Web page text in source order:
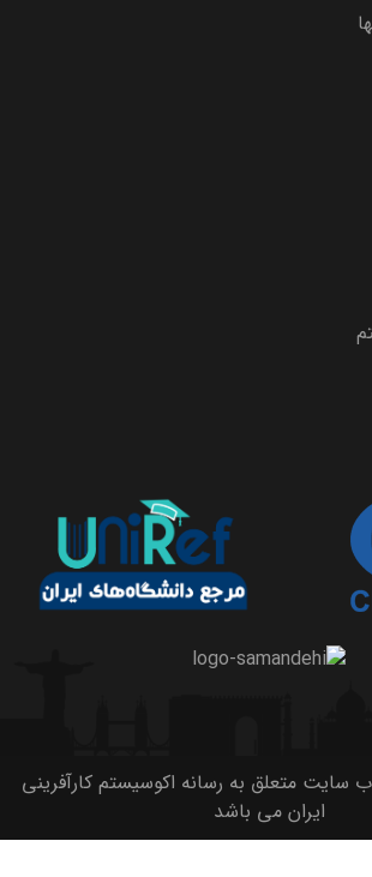
سایت متعلق به رسانه اکوسیستم کارآفرینی
ایران می باشد